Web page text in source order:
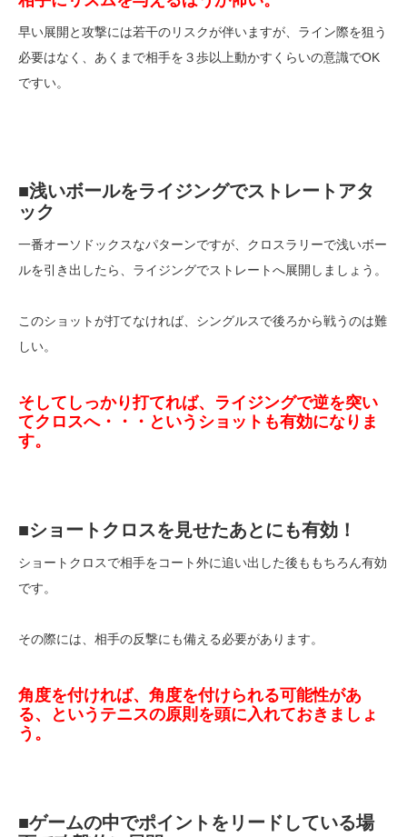
早い展開と攻撃には若干のリスクが伴いますが、ライン際を狙う
必要はなく、あくまで相手を３歩以上動かすくらいの意識でOK
ですい。
■浅いボールをライジングでストレートアタ
ック
一番オーソドックスなパターンですが、クロスラリーで浅いボー
ルを引き出したら、ライジングでストレートへ展開しましょう。
このショットが打てなければ、シングルスで後ろから戦うのは難
しい。
そしてしっかり打てれば、ライジングで逆を突い
てクロスへ・・・というショットも有効になりま
す。
■ショートクロスを見せたあとにも有効！
ショートクロスで相手をコート外に追い出した後ももちろん有効
です。
その際には、相手の反撃にも備える必要があります。
角度を付ければ、角度を付けられる可能性があ
る、というテニスの原則を頭に入れておきましょ
う。
■ゲームの中でポイントをリードしている場